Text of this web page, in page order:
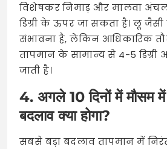
विशेषकर निमाड़ और मालवा
डिग्री के ऊपर जा सकता है। लू
संभावना है, लेकिन आधिकारिक
तापमान के सामान्य से 4-5 डिग्री
जाती है।
4. अगले 10 दिनों में मौसम
बदलाव क्या होगा?
सबसे बड़ा बदलाव तापमान में